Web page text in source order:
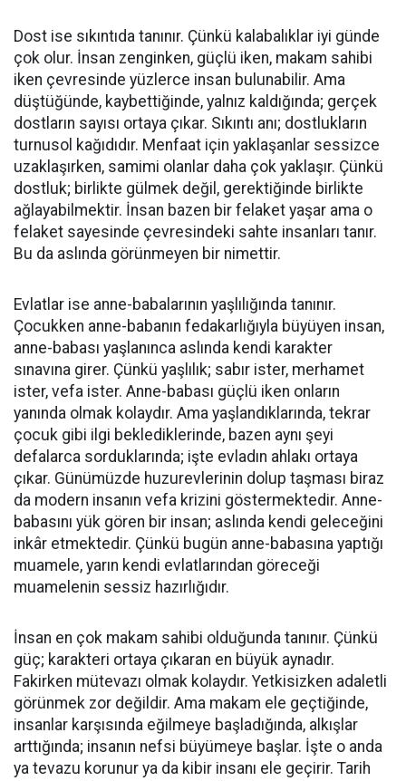
Dost ise sıkıntıda tanınır. Çünkü kalabalıklar iyi günde
çok olur. İnsan zenginken, güçlü iken, makam sahibi
iken çevresinde yüzlerce insan bulunabilir. Ama
düştüğünde, kaybettiğinde, yalnız kaldığında; gerçek
dostların sayısı ortaya çıkar. Sıkıntı anı; dostlukların
turnusol kağıdıdır. Menfaat için yaklaşanlar sessizce
uzaklaşırken, samimi olanlar daha çok yaklaşır. Çünkü
dostluk; birlikte gülmek değil, gerektiğinde birlikte
ağlayabilmektir. İnsan bazen bir felaket yaşar ama o
felaket sayesinde çevresindeki sahte insanları tanır.
Bu da aslında görünmeyen bir nimettir.
Evlatlar ise anne-babalarının yaşlılığında tanınır.
Çocukken anne-babanın fedakarlığıyla büyüyen insan,
anne-babası yaşlanınca aslında kendi karakter
sınavına girer. Çünkü yaşlılık; sabır ister, merhamet
ister, vefa ister. Anne-babası güçlü iken onların
yanında olmak kolaydır. Ama yaşlandıklarında, tekrar
çocuk gibi ilgi beklediklerinde, bazen aynı şeyi
defalarca sorduklarında; işte evladın ahlakı ortaya
çıkar. Günümüzde huzurevlerinin dolup taşması biraz
da modern insanın vefa krizini göstermektedir. Anne-
babasını yük gören bir insan; aslında kendi geleceğini
inkâr etmektedir. Çünkü bugün anne-babasına yaptığı
muamele, yarın kendi evlatlarından göreceği
muamelenin sessiz hazırlığıdır.
İnsan en çok makam sahibi olduğunda tanınır. Çünkü
güç; karakteri ortaya çıkaran en büyük aynadır.
Fakirken mütevazı olmak kolaydır. Yetkisizken adaletli
görünmek zor değildir. Ama makam ele geçtiğinde,
insanlar karşısında eğilmeye başladığında, alkışlar
arttığında; insanın nefsi büyümeye başlar. İşte o anda
ya tevazu korunur ya da kibir insanı ele geçirir. Tarih